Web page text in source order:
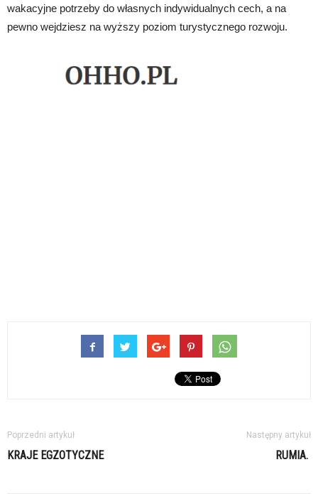
wakacyjne potrzeby do własnych indywidualnych cech, a na
pewno wejdziesz na wyższy poziom turystycznego rozwoju.
Poprzedni artykuł
KRAJE EGZOTYCZNE
Następny artykuł
RUMIA.